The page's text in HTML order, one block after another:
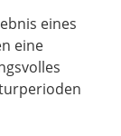
eines
eine